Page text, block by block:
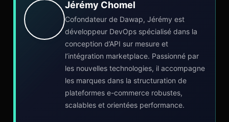
Jérémy Chomel
Cofondateur de Dawap, Jérémy est
développeur DevOps spécialisé dans la
conception d’API sur mesure et
l’intégration marketplace. Passionné par
les nouvelles technologies, il accompagne
les marques dans la structuration de
plateformes e-commerce robustes,
scalables et orientées performance.